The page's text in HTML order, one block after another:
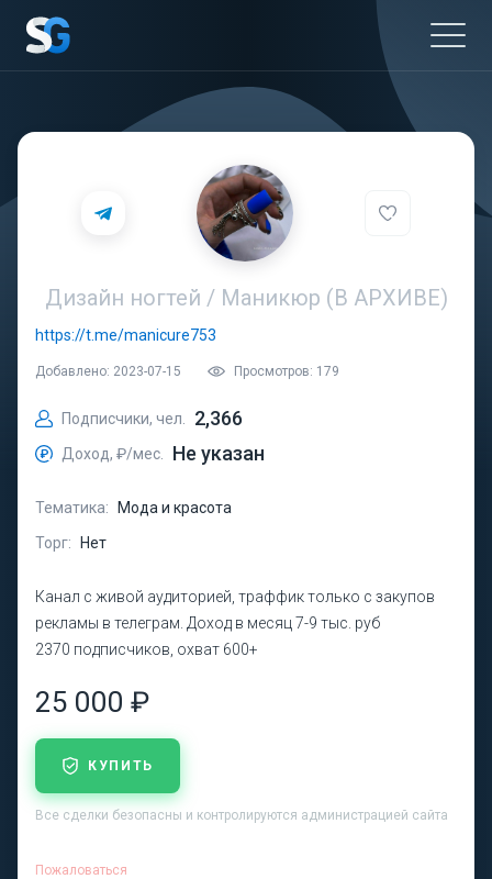
Дизайн ногтей / Маникюр (В АРХИВЕ)
https://t.me/manicure753
Добавлено: 2023-07-15 Просмотров: 179
Подписчики, чел. 2,366
Доход, ₽/мес. Не указан
Тематика:
Мода и красота
Торг:
Нет
Канал с живой аудиторией, траффик только с закупов
рекламы в телеграм. Доход в месяц 7-9 тыс. руб
2370 подписчиков, охват 600+
25 000 ₽
КУПИТЬ
Все сделки безопасны и контролируются администрацией сайта
Пожаловаться